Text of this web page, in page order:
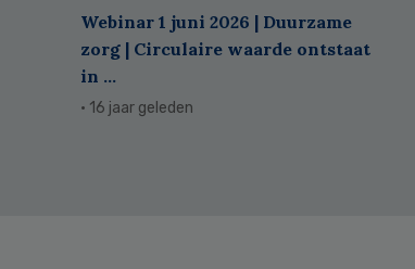
Webinar 1 juni 2026 | Duurzame
zorg | Circulaire waarde ontstaat
in ...
· 16 jaar geleden